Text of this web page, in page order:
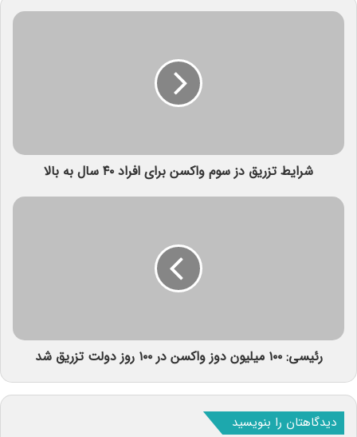
شرایط تزریق دز سوم واکسن برای افراد ۴۰ سال به بالا
رئیسی: ۱۰۰ میلیون دوز واکسن در ۱۰۰ روز دولت تزریق شد
دیدگاهتان را بنویسید